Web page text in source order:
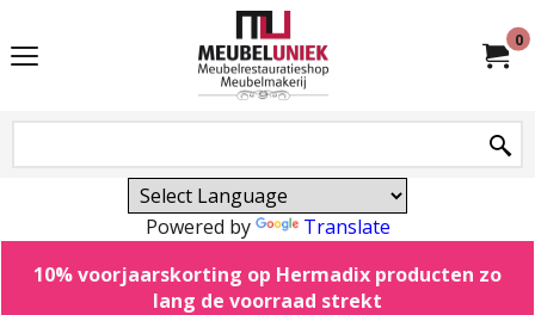
0
Powered by
Translate
10% voorjaarskorting op Hermadix producten zo
lang de voorraad strekt